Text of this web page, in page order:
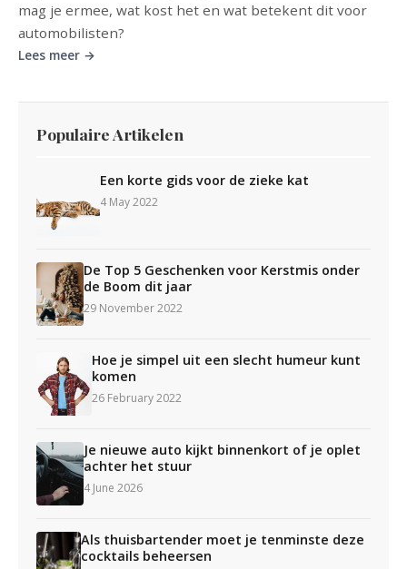
mag je ermee, wat kost het en wat betekent dit voor
automobilisten?
Lees meer →
Populaire Artikelen
Een korte gids voor de zieke kat
4 May 2022
De Top 5 Geschenken voor Kerstmis onder
de Boom dit jaar
29 November 2022
Hoe je simpel uit een slecht humeur kunt
komen
26 February 2022
Je nieuwe auto kijkt binnenkort of je oplet
achter het stuur
4 June 2026
Als thuisbartender moet je tenminste deze
cocktails beheersen